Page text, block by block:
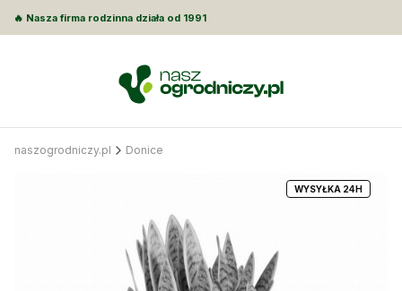
🔥 Nasza firma rodzinna działa od 1991
naszogrodniczy.pl Donice
WYSYŁKA 24H